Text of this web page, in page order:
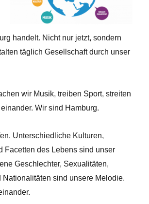
handelt. Nicht nur jetzt, sondern
täglich Gesellschaft durch unser
wir Musik, treiben Sport, streiten
Wir sind Hamburg.
Unterschiedliche Kulturen,
Facetten des Lebens sind unser
Geschlechter, Sexualitäten,
Nationalitäten sind unsere Melodie.